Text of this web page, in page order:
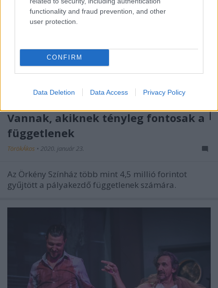
functionality and fraud prevention, and other
user protection.
CONFIRM
Data Deletion Data Access Privacy Policy
Vannak, akiknek tényleg fontosak a
függetlenek
TörökÁkos • 2020. január 23.
Az Örkény Színház több mint 4,5 millió forintot
gyűjtött a pályakezdő függetlenek számára.